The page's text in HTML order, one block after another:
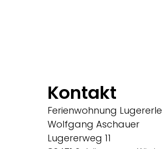
Kontakt
Ferienwohnung
Wolfgang Aschauer
Lugererweg 11